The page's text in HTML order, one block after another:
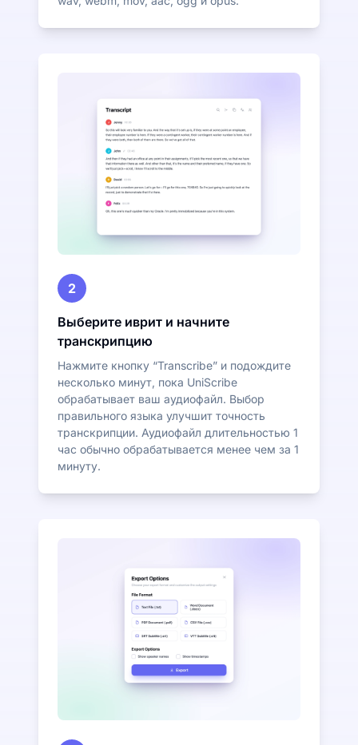
2
Выберите иврит и начните
транскрипцию
Нажмите кнопку “Transcribe” и подождите
несколько минут, пока UniScribe
обрабатывает ваш аудиофайл. Выбор
правильного языка улучшит точность
транскрипции. Аудиофайл длительностью 1
час обычно обрабатывается менее чем за 1
минуту.